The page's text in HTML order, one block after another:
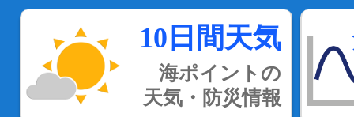
10日間天気
海ポイントの
天気・防災情報